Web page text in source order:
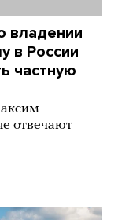
владении
в России
частную
отвечают